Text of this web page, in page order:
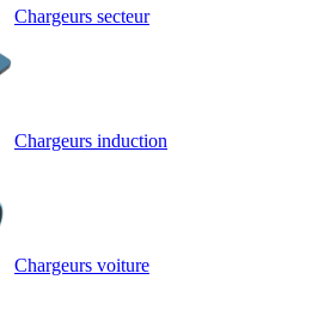
Chargeurs secteur
Chargeurs induction
Chargeurs voiture